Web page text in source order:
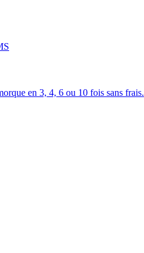
en 3, 4, 6 ou 10 fois sans frais.